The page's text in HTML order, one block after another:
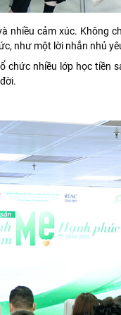
nhiều cảm xúc. Không
như một lời nhắn nhủ
chức nhiều lớp học tiền